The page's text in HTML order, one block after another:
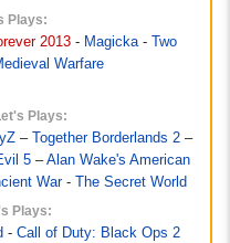
Plays:
2013- Magicka-
Two
Warfare
Plays:
– Together Borderlands 2–
5 –Alan Wake's American
War- The Secret World
Plays:
- Call of Duty: Black Ops 2